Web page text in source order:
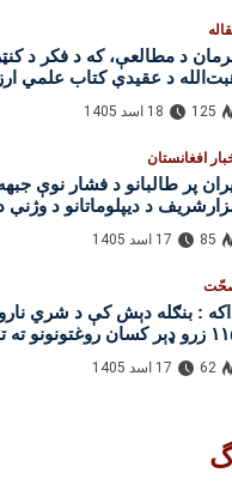
د مطالعې، که د فکر د
د عقیدې کتاب علمي
125 18 اسد 1405
افغانستان
پر طالبانو د فشار نوې
د دیپلوماتانو د وژنې
85 17 اسد 1405
: بنګله‌ دېش کې د شري
روغتونونو ته تللي
62 17 اسد 1405